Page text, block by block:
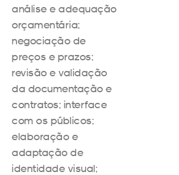
análise e adequação
orçamentária;
negociação de
preços e prazos;
revisão e validação
da documentação e
contratos; interface
com os públicos;
elaboração e
adaptação de
identidade visual;